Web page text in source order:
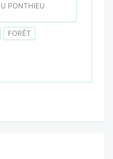
PONTHIEU
FORÊT